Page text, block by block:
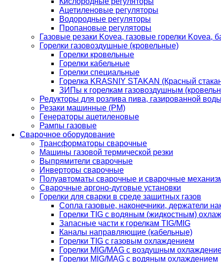
Ацетиленовые регуляторы
Водородные регуляторы
Пропановые регуляторы
Газовые резаки Kovea, газовые горелки Kovea,
Горелки газовоздушные (кровельные)
Горелки кровельные
Горелки кабельные
Горелки специальные
Горелка KRASNIY STAKAN (Красный
ЗИПы к горелкам газовоздушным
Редукторы для розлива пива, газированной
Резаки машинные (РМ)
Генераторы ацетиленовые
Рампы газовые
Сварочное оборудование
Трансформаторы сварочные
Машины газовой термической резки
Выпрямители сварочные
Инверторы сварочные
Полуавтоматы сварочные и сварочные
Сварочные аргоно-дуговые установки
Горелки для сварки в среде защитных газов
Сопла газовые, наконечники, держатели
Горелки TIG с водяным (жидкостным)
Запасные части к горелкам TIG/MIG
Каналы направляющие (кабельные)
Горелки TIG с газовым охлаждением
Горелки MIG/MAG с воздушным
Горелки MIG/MAG с водяным охлаждением